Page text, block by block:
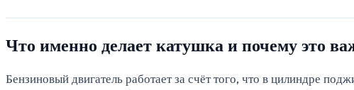
Что именно делает катушка и почему это
Бензиновый двигатель работает за счёт того, что в цилиндре